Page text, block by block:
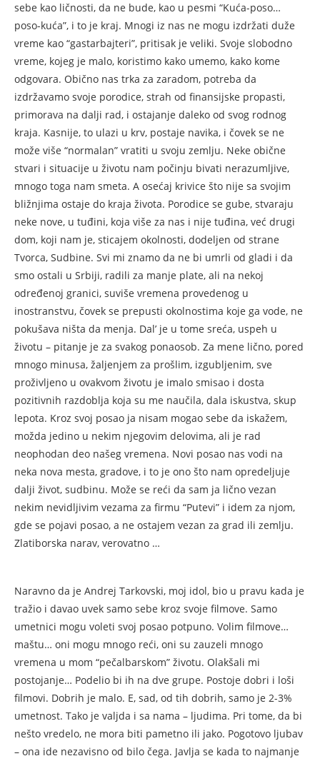
sebe kao ličnosti, da ne bude, kao u pesmi “Kuća-poso…
poso-kuća”, i to je kraj. Mnogi iz nas ne mogu izdržati duže
vreme kao “gastarbajteri”, pritisak je veliki. Svoje slobodno
vreme, kojeg je malo, koristimo kako umemo, kako kome
odgovara. Obično nas trka za zaradom, potreba da
izdržavamo svoje porodice, strah od finansijske propasti,
primorava na dalji rad, i ostajanje daleko od svog rodnog
kraja. Kasnije, to ulazi u krv, postaje navika, i čovek se ne
može više “normalan” vratiti u svoju zemlju. Neke obične
stvari i situacije u životu nam počinju bivati nerazumljive,
mnogo toga nam smeta. A osećaj krivice što nije sa svojim
bližnjima ostaje do kraja života. Porodice se gube, stvaraju
neke nove, u tuđini, koja više za nas i nije tuđina, već drugi
dom, koji nam je, sticajem okolnosti, dodeljen od strane
Tvorca, Sudbine. Svi mi znamo da ne bi umrli od gladi i da
smo ostali u Srbiji, radili za manje plate, ali na nekoj
određenoj granici, suviše vremena provedenog u
inostranstvu, čovek se prepusti okolnostima koje ga vode, ne
pokušava ništa da menja. Dal’ je u tome sreća, uspeh u
životu – pitanje je za svakog ponaosob. Za mene lično, pored
mnogo minusa, žaljenjem za prošlim, izgubljenim, sve
proživljeno u ovakvom životu je imalo smisao i dosta
pozitivnih razdoblja koja su me naučila, dala iskustva, skup
lepota. Kroz svoj posao ja nisam mogao sebe da iskažem,
možda jedino u nekim njegovim delovima, ali je rad
neophodan deo našeg vremena. Novi posao nas vodi na
neka nova mesta, gradove, i to je ono što nam opredeljuje
dalji život, sudbinu. Može se reći da sam ja lično vezan
nekim nevidljivim vezama za firmu “Putevi” i idem za njom,
gde se pojavi posao, a ne ostajem vezan za grad ili zemlju.
Zlatiborska narav, verovatno …
Naravno da je Andrej Tarkovski, moj idol, bio u pravu kada je
tražio i davao uvek samo sebe kroz svoje filmove. Samo
umetnici mogu voleti svoj posao potpuno. Volim filmove…
maštu… oni mogu mnogo reći, oni su zauzeli mnogo
vremena u mom “pečalbarskom” životu. Olakšali mi
postojanje… Podelio bi ih na dve grupe. Postoje dobri i loši
filmovi. Dobrih je malo. E, sad, od tih dobrih, samo je 2-3%
umetnost. Tako je valjda i sa nama – ljudima. Pri tome, da bi
nešto vredelo, ne mora biti pametno ili jako. Pogotovo ljubav
– ona ide nezavisno od bilo čega. Javlja se kada to najmanje